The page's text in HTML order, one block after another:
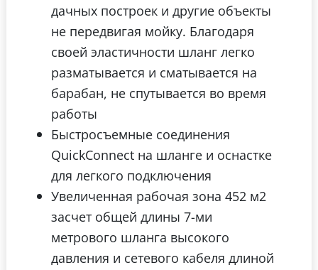
дачных построек и другие объекты
не передвигая мойку. Благодаря
своей эластичности шланг легко
разматывается и сматывается на
барабан, не спутывается во время
работы
Быстросъемные соединения
QuickConnect на шланге и оснастке
для легкого подключения
Увеличенная рабочая зона 452 м2
засчет общей длины 7-ми
метрового шланга высокого
давления и сетевого кабеля длиной